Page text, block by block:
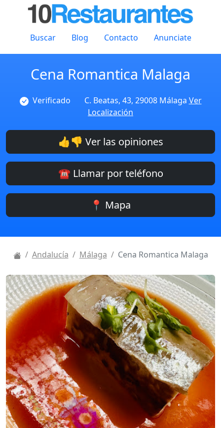
Buscar Blog Contacto Anunciate
Cena Romantica Malaga
Verificado C. Beatas, 43, 29008 Málaga Ver
Localización
👍👎 Ver las opiniones
☎️ Llamar por teléfono
📍 Mapa
Andalucía Málaga Cena Romantica Malaga